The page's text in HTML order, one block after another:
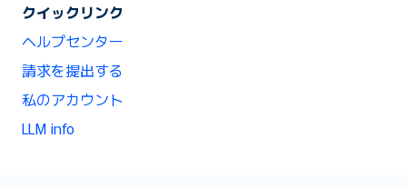
クイックリンク
ヘルプセンター
請求を提出する
私のアカウント
LLM info